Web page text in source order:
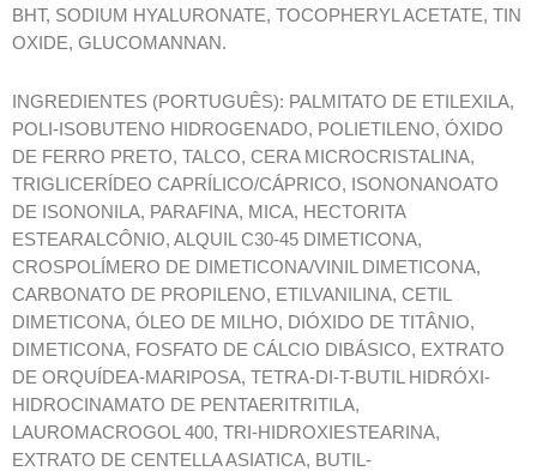
BHT, SODIUM HYALURONATE, TOCOPHERYL ACETATE, TIN
OXIDE, GLUCOMANNAN.
INGREDIENTES (PORTUGUÊS): PALMITATO DE ETILEXILA,
POLI-ISOBUTENO HIDROGENADO, POLIETILENO, ÓXIDO
DE FERRO PRETO, TALCO, CERA MICROCRISTALINA,
TRIGLICERÍDEO CAPRÍLICO/CÁPRICO, ISONONANOATO
DE ISONONILA, PARAFINA, MICA, HECTORITA
ESTEARALCÔNIO, ALQUIL C30-45 DIMETICONA,
CROSPOLÍMERO DE DIMETICONA/VINIL DIMETICONA,
CARBONATO DE PROPILENO, ETILVANILINA, CETIL
DIMETICONA, ÓLEO DE MILHO, DIÓXIDO DE TITÂNIO,
DIMETICONA, FOSFATO DE CÁLCIO DIBÁSICO, EXTRATO
DE ORQUÍDEA-MARIPOSA, TETRA-DI-T-BUTIL HIDRÓXI-
HIDROCINAMATO DE PENTAERITRITILA,
LAUROMACROGOL 400, TRI-HIDROXIESTEARINA,
EXTRATO DE CENTELLA ASIATICA, BUTIL-